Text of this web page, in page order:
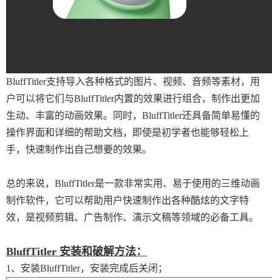
BluffTitler支持导入各种格式的图片、视频、音频等素材，用
户可以将它们与BluffTitler内置的效果进行组合，制作出更加
生动、丰富的动画效果。同时，BluffTitler还具备简单易懂的
操作界面和详细的帮助文档，即使是初学者也能够轻松上
手，快速制作出自己想要的效果。
总的来说，BluffTitler是一款非常实用、易于使用的三维动画
制作软件，它可以帮助用户快速制作出各种酷炫的文字特
效，是视频剪辑、广告制作、演示文稿等领域的必备工具。
BluffTitler 安装和破解方法：
1、安装BluffTitler，安装完成后关闭；